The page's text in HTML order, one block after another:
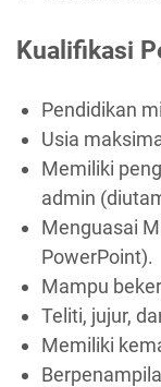
Kualifikasi
Pendidikan
Usia
Memiliki
admin
Menguasai
PowerPoint).
Mampu
Teliti, jujur,
Memiliki